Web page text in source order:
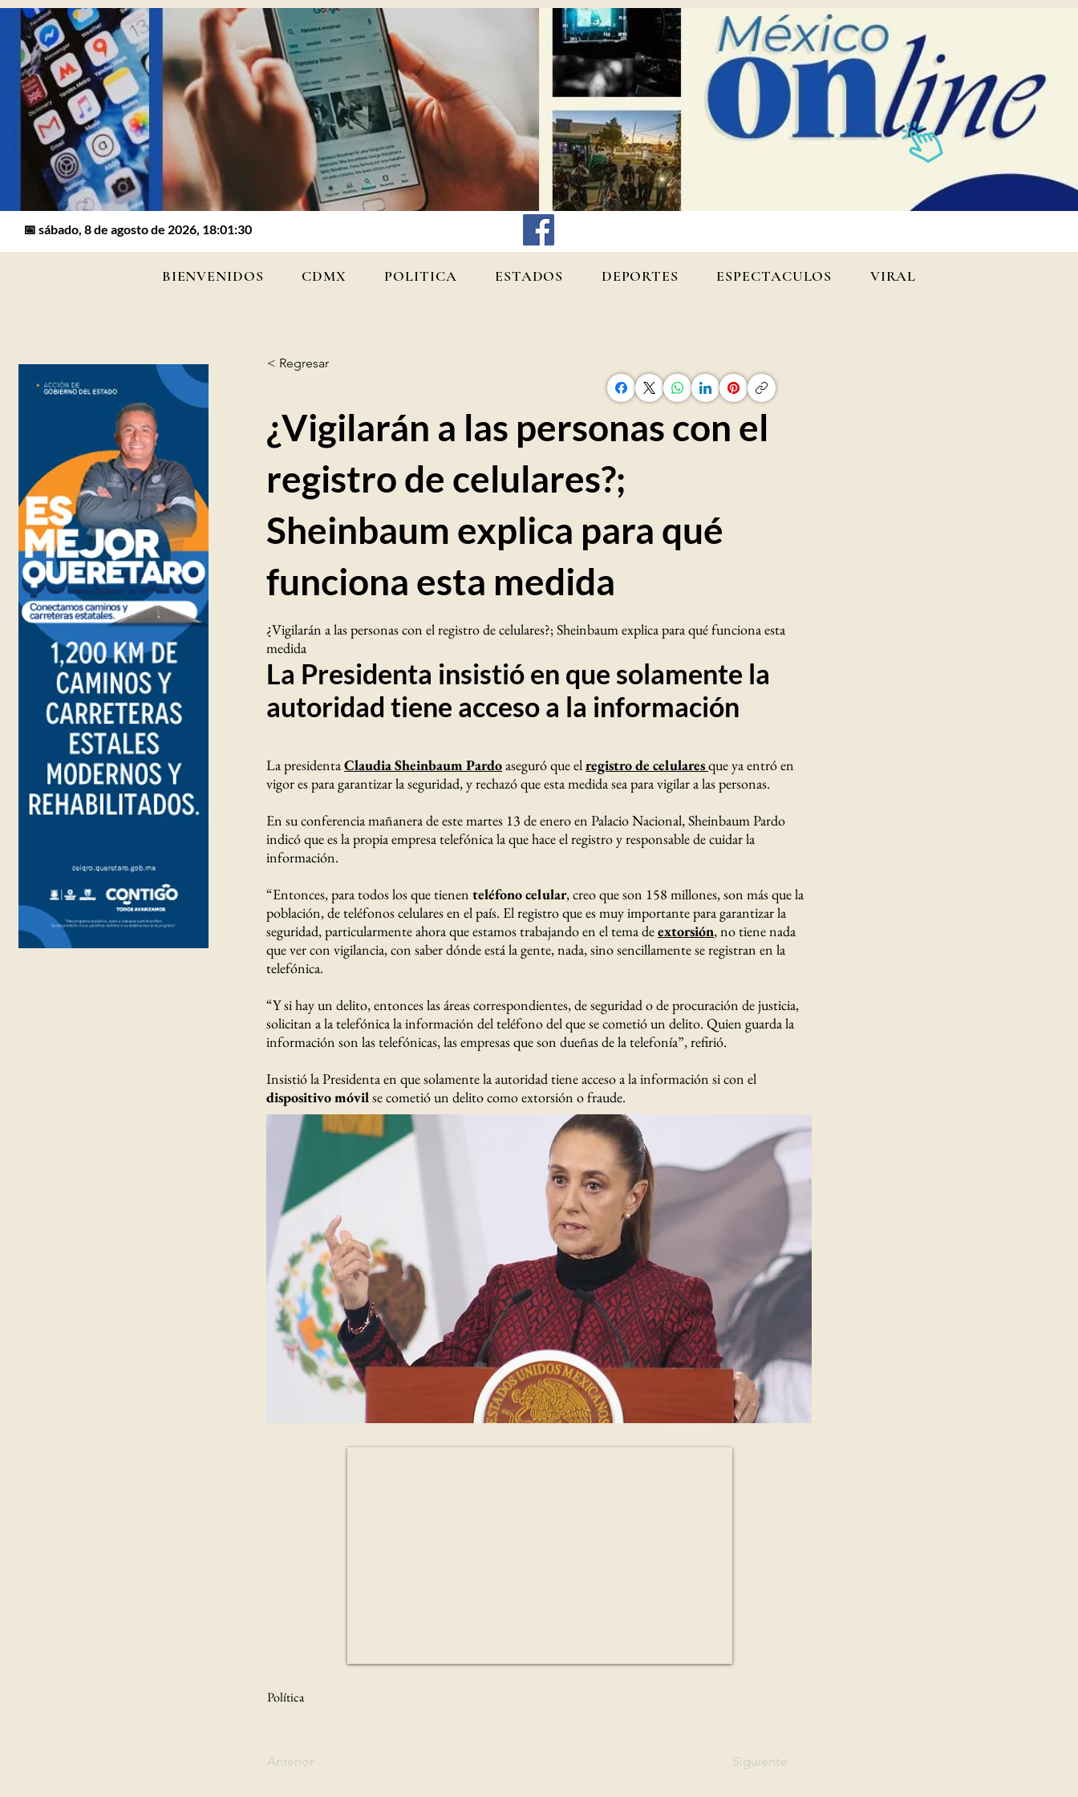
📅 sábado, 8 de agosto de 2026, 18:01:30
BIENVENIDOS CDMX POLITICA ESTADOS DEPORTES ESPECTACULOS VIRAL
< Regresar
¿Vigilarán a las personas con el
registro de celulares?;
Sheinbaum explica para qué
funciona esta medida
¿Vigilarán a las personas con el registro de celulares?; Sheinbaum explica para qué funciona esta
medida
La Presidenta insistió en que solamente la
autoridad tiene acceso a la información
La presidentaClaudia Sheinbaum Pardoaseguró que elregistro de celularesque ya entró en
vigor es para garantizar la seguridad, y rechazó que esta medida sea para vigilar a las personas.
En su conferencia mañanera de este martes 13 de enero en Palacio Nacional, Sheinbaum Pardo
indicó que es la propia empresa telefónica la que hace el registro y responsable de cuidar la
información.
“Entonces, para todos los que tienen teléfono celular, creo que son 158 millones, son más que la
población, de teléfonos celulares en el país. El registro que es muy importante para garantizar la
seguridad, particularmente ahora que estamos trabajando en el tema deextorsión,no tiene nada
que ver con vigilancia, con saber dónde está la gente, nada, sino sencillamente se registran en la
telefónica.
“Y si hay un delito, entonces las áreas correspondientes, de seguridad o de procuración de justicia,
solicitan a la telefónica la información del teléfono del que se cometió un delito. Quien guarda la
información son las telefónicas, las empresas que son dueñas de la telefonía”, refirió.
Insistió la Presidenta en que solamente la autoridad tiene acceso a la información si con el
dispositivo móvilse cometió un delito como extorsión o fraude.
Política
Anterior Siguiente